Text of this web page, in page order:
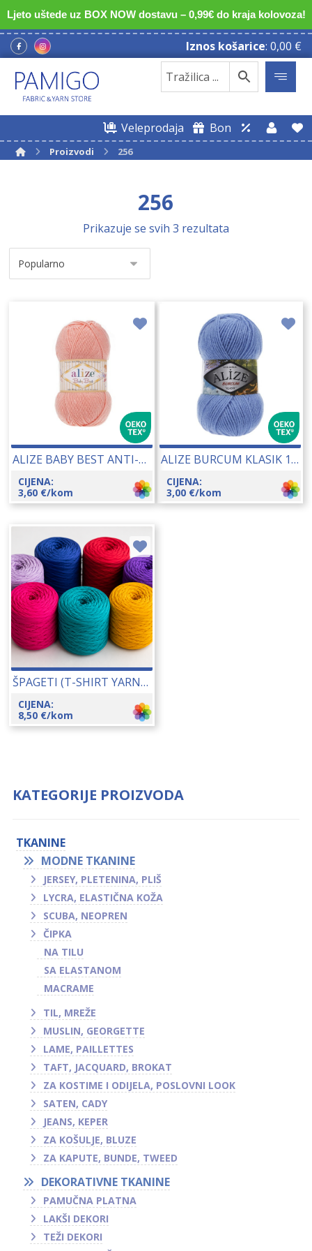
Ljeto uštede uz BOX NOW dostavu – 0,99€ do kraja kolovoza!
Iznos košarice: 0,00 €
Veleprodaja Bon
Proizvodi 256
256
Prikazuje se svih 3 rezultata
ALIZE BABY BEST ANTI-PILLING 100 GR 19181
CIJENA:
3,60 €/kom
ALIZE BURCUM KLASIK 100 GR 14080
CIJENA:
3,00 €/kom
ŠPAGETI (T-SHIRT YARN) 550-650 GR 15100
CIJENA:
8,50 €/kom
KATEGORIJE PROIZVODA
TKANINE
MODNE TKANINE
JERSEY, PLETENINA, PLIŠ
LYCRA, ELASTIČNA KOŽA
SCUBA, NEOPREN
ČIPKA
NA TILU
SA ELASTANOM
MACRAME
TIL, MREŽE
MUSLIN, GEORGETTE
LAME, PAILLETTES
TAFT, JACQUARD, BROKAT
ZA KOSTIME I ODIJELA, POSLOVNI LOOK
SATEN, CADY
JEANS, KEPER
ZA KOŠULJE, BLUZE
ZA KAPUTE, BUNDE, TWEED
DEKORATIVNE TKANINE
PAMUČNA PLATNA
LAKŠI DEKORI
TEŽI DEKORI